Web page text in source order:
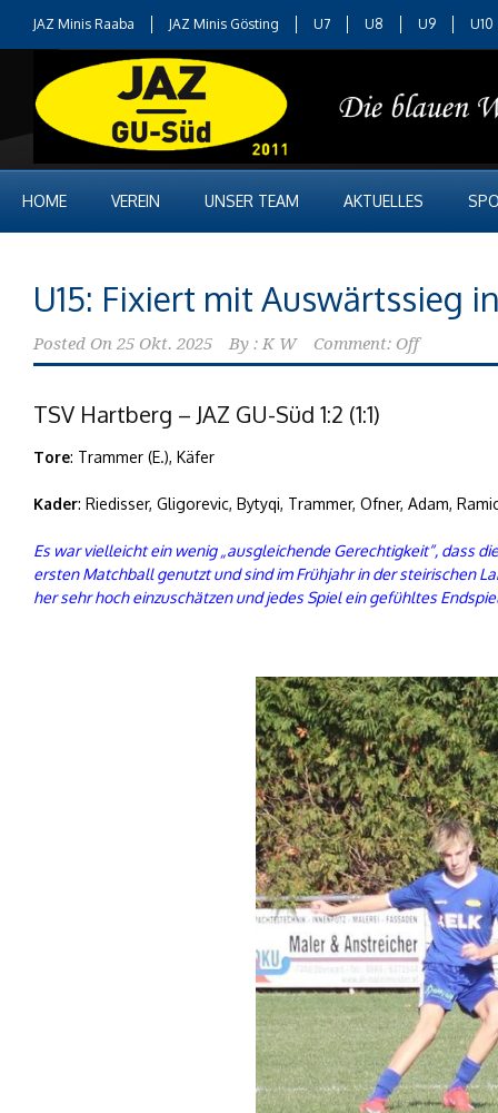
JAZ Minis Raaba JAZ Minis Gösting U7 U8 U9 U10
HOME VEREIN UNSER TEAM AKTUELLES
U15: Fixiert mit Auswärtssieg
Posted On 25 Okt. 2025 By : K W Comment: Off
TSV Hartberg – JAZ GU-Süd 1:2 (1:1)
Tore: Trammer (E.), Käfer
Kader: Riedisser, Gligorevic, Bytyqi, Trammer, Ofner, Adam,
Es war vielleicht ein wenig „ausgleichende Gerechtigkeit“, dass
ersten Matchball genutzt und sind im Frühjahr in der steirischen
her sehr hoch einzuschätzen und jedes Spiel ein gefühltes